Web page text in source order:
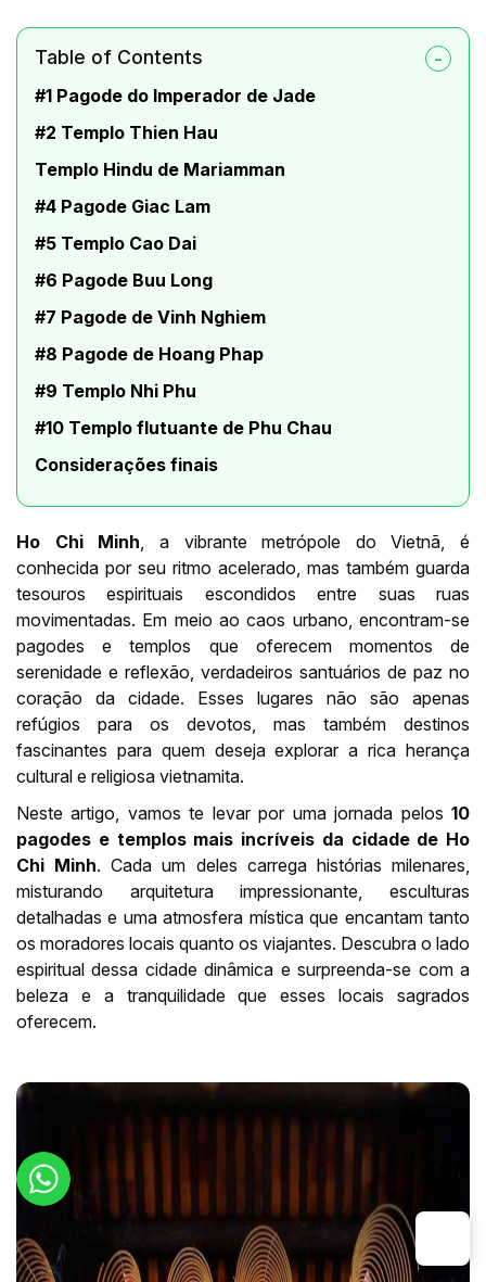
Table of Contents
#1 Pagode do Imperador de Jade
#2 Templo Thien Hau
Templo Hindu de Mariamman
#4 Pagode Giac Lam
#5 Templo Cao Dai
#6 Pagode Buu Long
#7 Pagode de Vinh Nghiem
#8 Pagode de Hoang Phap
#9 Templo Nhi Phu
#10 Templo flutuante de Phu Chau
Considerações finais
Ho Chi Minh, a vibrante metrópole do Vietnã, é
conhecida por seu ritmo acelerado, mas também guarda
tesouros espirituais escondidos entre suas ruas
movimentadas. Em meio ao caos urbano, encontram-se
pagodes e templos que oferecem momentos de
serenidade e reflexão, verdadeiros santuários de paz no
coração da cidade. Esses lugares não são apenas
refúgios para os devotos, mas também destinos
fascinantes para quem deseja explorar a rica herança
cultural e religiosa vietnamita.
Neste artigo, vamos te levar por uma jornada pelos 10
pagodes e templos mais incríveis da cidade de Ho
Chi Minh. Cada um deles carrega histórias milenares,
misturando arquitetura impressionante, esculturas
detalhadas e uma atmosfera mística que encantam tanto
os moradores locais quanto os viajantes. Descubra o lado
espiritual dessa cidade dinâmica e surpreenda-se com a
beleza e a tranquilidade que esses locais sagrados
oferecem.